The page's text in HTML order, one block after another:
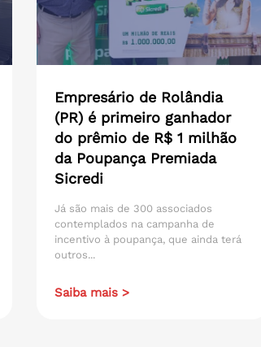
Empresário de Rolândia
(PR) é primeiro ganhador
do prêmio de R$ 1 milhão
da Poupança Premiada
Sicredi
Já são mais de 300 associados
contemplados na campanha de
incentivo à poupança, que ainda terá
outros...
Saiba mais >